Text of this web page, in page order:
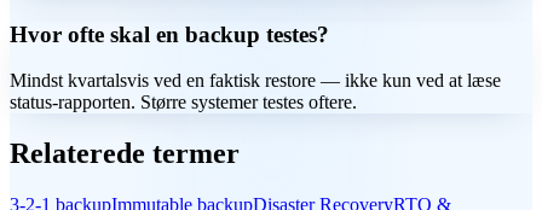
Hvor ofte skal en backup testes?
Mindst kvartalsvis ved en faktisk restore — ikke kun ved at læse
status-rapporten. Større systemer testes oftere.
Relaterede termer
3-2-1 backupImmutable backupDisaster RecoveryRTO &